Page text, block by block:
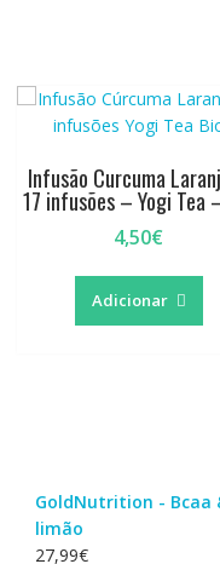
Infusão Curcuma
17 infusões – Yogi Tea
4,50€
Adicionar
GoldNutrition - Bcaa
limão
27,99€